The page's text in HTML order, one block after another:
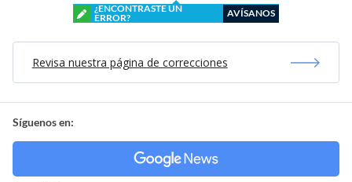
¿ENCONTRASTE UN
ERROR?
AVÍSANOS
Revisa nuestra página de correcciones
Síguenos en: